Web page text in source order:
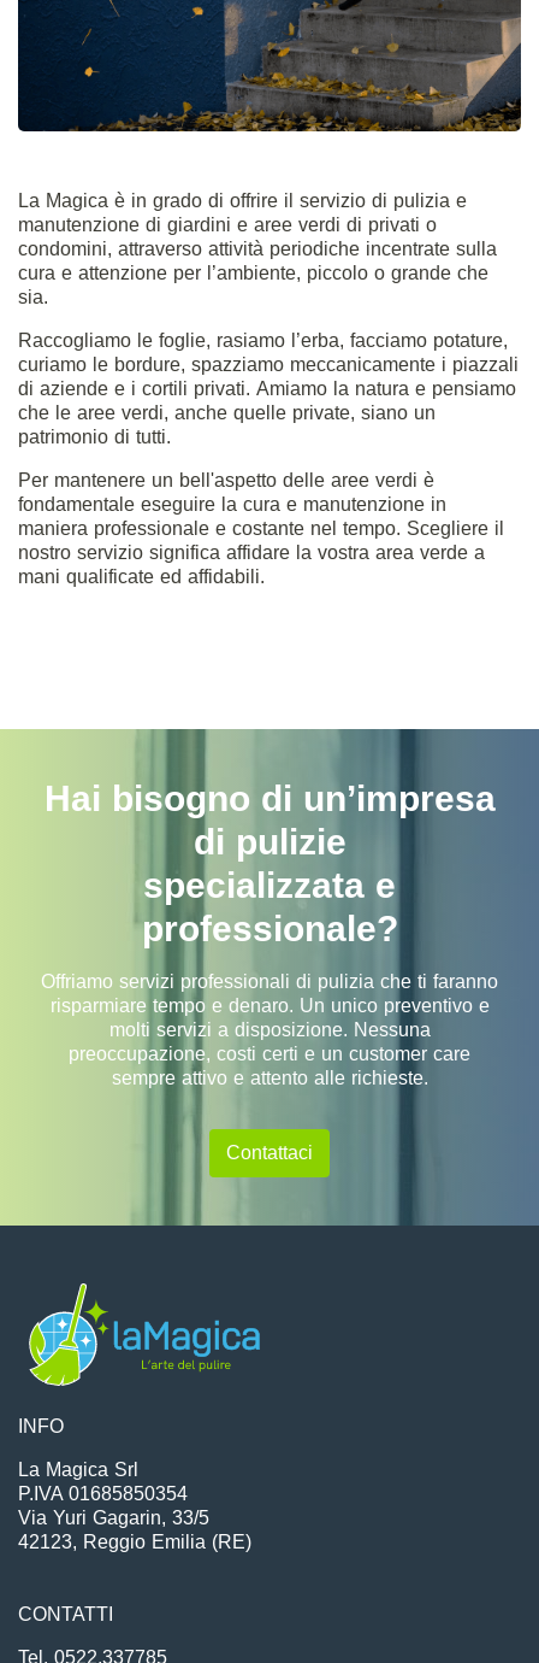
La Magica è in grado di offrire il servizio di pulizia e
manutenzione di giardini e aree verdi di privati o
condomini, attraverso attività periodiche incentrate sulla
cura e attenzione per l’ambiente, piccolo o grande che
sia.
Raccogliamo le foglie, rasiamo l’erba, facciamo potature,
curiamo le bordure, spazziamo meccanicamente i piazzali
di aziende e i cortili privati. Amiamo la natura e pensiamo
che le aree verdi, anche quelle private, siano un
patrimonio di tutti.
Per mantenere un bell'aspetto delle aree verdi è
fondamentale eseguire la cura e manutenzione in
maniera professionale e costante nel tempo. Scegliere il
nostro servizio significa affidare la vostra area verde a
mani qualificate ed affidabili.
Hai bisogno di un’impresa
di pulizie
specializzata e
professionale?
Offriamo servizi professionali di pulizia che ti faranno
risparmiare tempo e denaro. Un unico preventivo e
molti servizi a disposizione. Nessuna
preoccupazione, costi certi e un customer care
sempre attivo e attento alle richieste.
Contattaci
INFO
La Magica Srl
P.IVA 01685850354
Via Yuri Gagarin, 33/5
42123, Reggio Emilia (RE)
CONTATTI
Tel. 0522.337785